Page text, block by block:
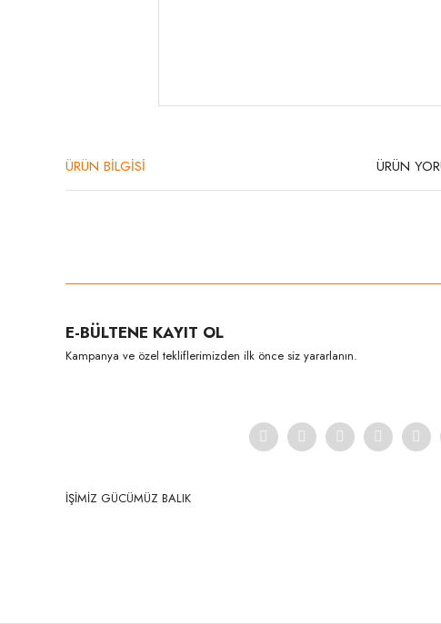
ÜRÜN BİLGİSİ ÜRÜN
Ürün açıklamasında eksik bilgiler bulunuyor.
Ürün bilgilerinde hatalar bulunuyor.
E-BÜLTENE KAYIT OL
Kampanya ve özel tekliflerimizden ilk önce siz yararlanın.
İŞİMİZ GÜCÜMÜZ BALIK